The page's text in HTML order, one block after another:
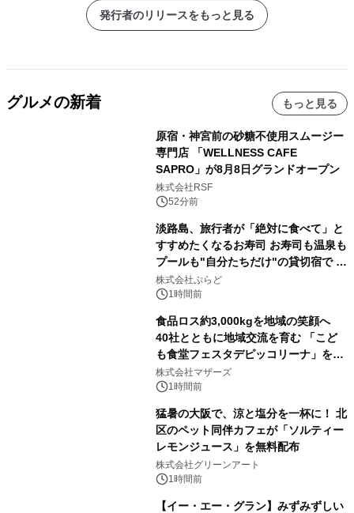
発行者のリリースをもっと見る
グルメの新着 もっと見る
原宿・神宮前の砂糖不使用スムージー
専門店 「WELLNESS CAFE
SAPRO」が8月8日グランドオープン
株式会社RSF
52分前
淡路島、旅行者が「絶対に食べて」と
すすめたくなるお寿司 お寿司も温泉も
プールも"自分たちだけ"の貸切宿で 1
日1組限定「岩屋温泉 絵島別庭 海と
森」の握り寿司プラン
株式会社ぷらど
1時間前
食品ロス約3,000kgを地域の笑顔へ
40社とともに地域交流を育む 「こど
も食堂フェスタデピッコリーナ」を9
月5日(土)開催
株式会社マザーズ
1時間前
猛暑の大阪で、涼と塩分を一杯に！ 北
区のペット同伴カフェが「ソルティー
レモンジュース」を無料配布
株式会社グリーンアート
1時間前
【イー・エー・グラン】みずみずしい